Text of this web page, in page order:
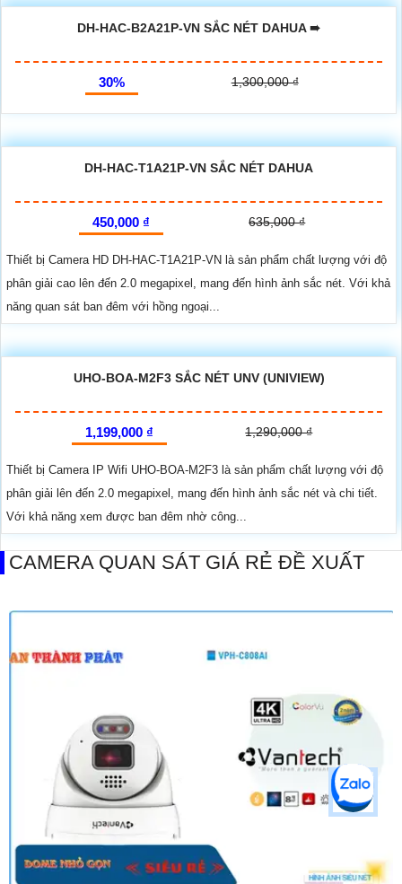
DH-HAC-B2A21P-VN SẮC NÉT DAHUA ➠
30% 1,300,000 ₫
DH-HAC-T1A21P-VN SẮC NÉT DAHUA
450,000 ₫ 635,000 ₫
Thiết bị Camera HD DH-HAC-T1A21P-VN là sản phẩm chất lượng với độ
phân giải cao lên đến 2.0 megapixel, mang đến hình ảnh sắc nét. Với khả
năng quan sát ban đêm với hồng ngoại...
UHO-BOA-M2F3 SẮC NÉT UNV (UNIVIEW)
1,199,000 ₫ 1,290,000 ₫
Thiết bị Camera IP Wifi UHO-BOA-M2F3 là sản phẩm chất lượng với độ
phân giải lên đến 2.0 megapixel, mang đến hình ảnh sắc nét và chi tiết.
Với khả năng xem được ban đêm nhờ công...
CAMERA QUAN SÁT GIÁ RẺ ĐỀ XUẤT